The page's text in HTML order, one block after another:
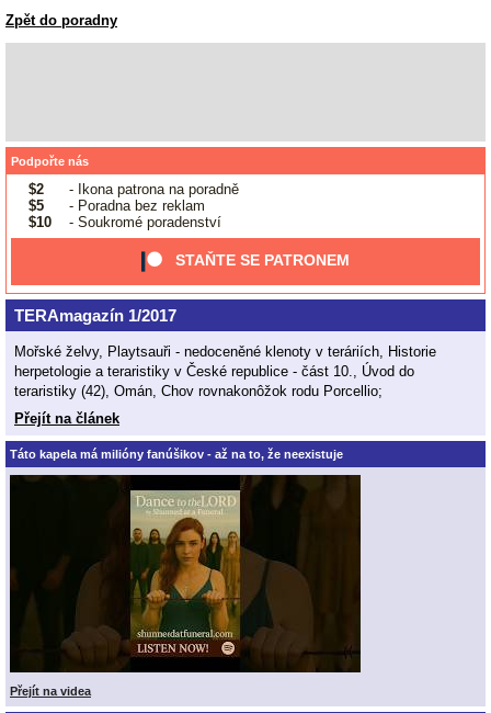
Zpět do poradny
Podpořte nás
$2
- Ikona patrona na poradně
$5
- Poradna bez reklam
$10
- Soukromé poradenství
STAŇTE SE PATRONEM
TERAmagazín 1/2017
Mořské želvy, Playtsauři - nedoceněné klenoty v teráriích, Historie
herpetologie a teraristiky v České republice - část 10., Úvod do
teraristiky (42), Omán, Chov rovnakonôžok rodu Porcellio;
Přejít na článek
Táto kapela má milióny fanúšikov - až na to, že neexistuje
Přejít na videa